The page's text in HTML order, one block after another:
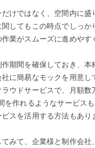
けではなく、空間内に盛
してもこの時点でしっか
業がスムーズに進めやす
期間を確保しておき、本
に簡易なモックを用意し
ウドサービスで、月額数
を作れるようなサービス
スを活用する方法もあり
みて、企業様と制作会社